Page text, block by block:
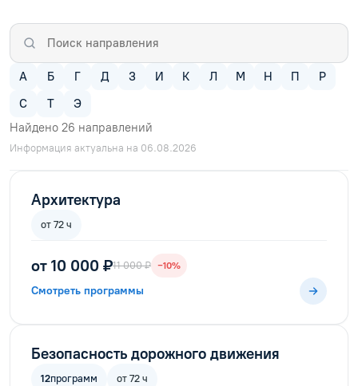
А Б Г Д З И К Л М Н П
Р
С
Т
Э
Найдено 26 направлений
Информация актуальна на 06.08.2026
Архитектура
от 72 ч
от 10 000 ₽11 000 ₽ −10%
Смотреть программы
Безопасность дорожного движения
12программ от 72 ч